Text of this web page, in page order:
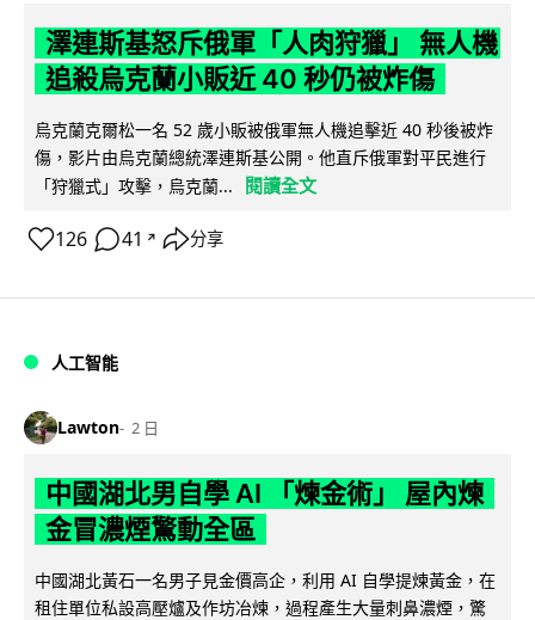
澤連斯基怒斥俄軍「人肉狩獵」 無人機
追殺烏克蘭小販近 40 秒仍被炸傷
烏克蘭克爾松一名 52 歲小販被俄軍無人機追擊近 40 秒後被炸
傷，影片由烏克蘭總統澤連斯基公開。他直斥俄軍對平民進行
「狩獵式」攻擊，烏克蘭...
閱讀全文
126 41 ↗ 分享
人工智能
Lawton 2 日
中國湖北男自學 AI 「煉金術」 屋內煉
金冒濃煙驚動全區
中國湖北黃石一名男子見金價高企，利用 AI 自學提煉黃金，在
租住單位私設高壓爐及作坊冶煉，過程產生大量刺鼻濃煙，驚